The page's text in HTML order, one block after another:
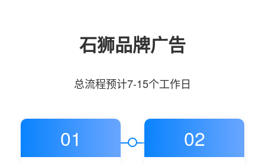
石狮品牌广告
总流程预计7-15个工作日
01 02